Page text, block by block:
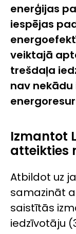
enerģijas
iespējas
veiktajā
trešdaļa
nav
Izmantot
atteikties
Atbildot uz
samazināt
saistītās
iedzīvotāju